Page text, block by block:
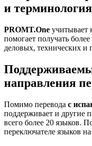
и терминология
PROMT.One учитывает
помогает получать
деловых, технических и
направления
Помимо перевода с
поддерживает и другие
всего более 20 языков.
переключателе языков